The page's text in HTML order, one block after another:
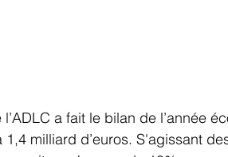
a fait le bilan de l’année
milliard d’euros. S'agissant